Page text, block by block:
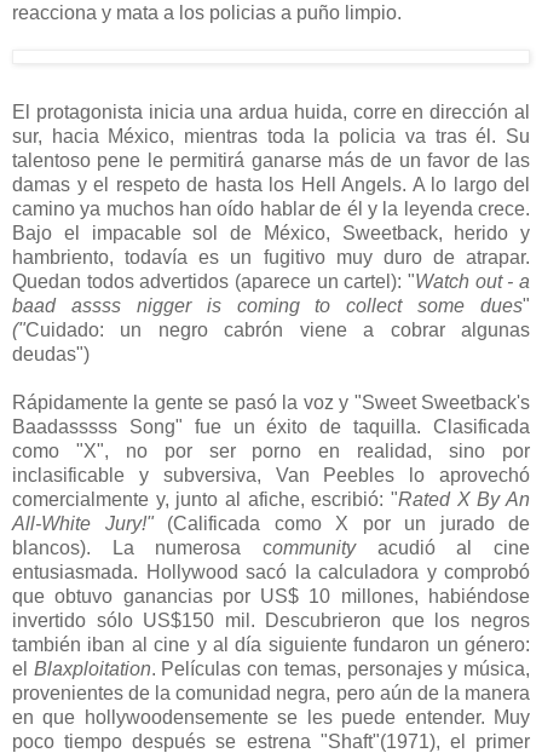
reacciona y mata a los policias a puño limpio.
El protagonista inicia una ardua huida, corre en dirección al
sur, hacia México, mientras toda la policia va tras él. Su
talentoso pene le permitirá ganarse más de un favor de las
damas y el respeto de hasta los Hell Angels. A lo largo del
camino ya muchos han oído hablar de él y la leyenda crece.
Bajo el impacable sol de México, Sweetback, herido y
hambriento, todavía es un fugitivo muy duro de atrapar.
Quedan todos advertidos (aparece un cartel): "Watch out - a
baad assss nigger is coming to collect some dues"
("Cuidado: un negro cabrón viene a cobrar algunas
deudas")
Rápidamente la gente se pasó la voz y "Sweet Sweetback's
Baadasssss Song" fue un éxito de taquilla. Clasificada
como "X", no por ser porno en realidad, sino por
inclasificable y subversiva, Van Peebles lo aprovechó
comercialmente y, junto al afiche, escribió: "Rated X By An
All-White Jury!"(Calificada como X por un jurado de
blancos). La numerosa communityacudió al cine
entusiasmada. Hollywood sacó la calculadora y comprobó
que obtuvo ganancias por US$ 10 millones, habiéndose
invertido sólo US$150 mil. Descubrieron que los negros
también iban al cine y al día siguiente fundaron un género:
el Blaxploitation. Películas con temas, personajes y música,
provenientes de la comunidad negra, pero aún de la manera
en que hollywoodensemente se les puede entender. Muy
poco tiempo después se estrena "Shaft"(1971), el primer